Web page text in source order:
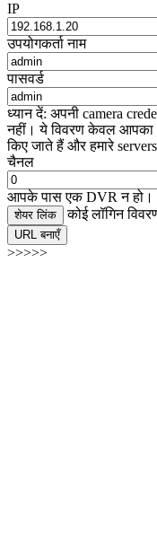
IP
उपयोगकर्ता नाम
पासवर्ड
ध्यान दें: अपनी camera
नहीं। ये विवरण केवल आपका
किए जाते हैं और हमारे
चैनल
आपके पास एक DVR न हो।
शेयर लिंक कोई लॉगिन
URL बनाएँ
>>>>>